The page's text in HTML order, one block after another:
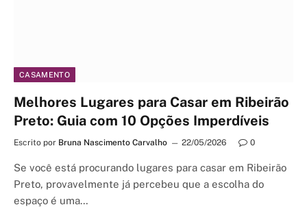
CASAMENTO
Melhores Lugares para Casar em Ribeirão
Preto: Guia com 10 Opções Imperdíveis
Escrito por Bruna Nascimento Carvalho 22/05/2026 0
Se você está procurando lugares para casar em Ribeirão
Preto, provavelmente já percebeu que a escolha do
espaço é uma…